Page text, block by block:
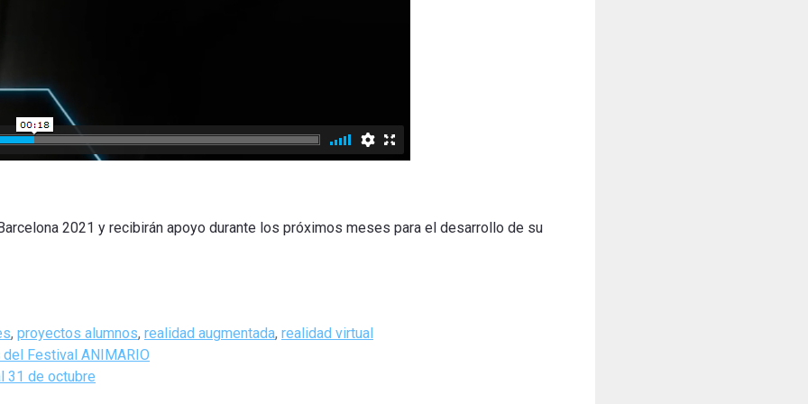
2021 y recibirán apoyo durante los próximos meses para el desarrollo de su
, proyectos alumnos, realidad augmentada, realidad virtual
Festival ANIMARIO
31 de octubre